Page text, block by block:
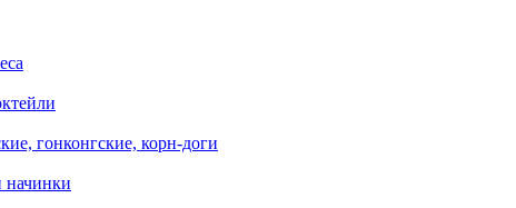
гонконгские, корн-доги
начинки